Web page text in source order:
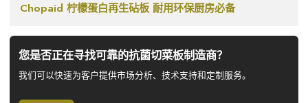
Chopaid 柠檬蛋白再生砧板 耐用环保厨房必备
您是否正在寻找可靠的抗菌切菜板制造商？
我们可以快速为客户提供市场分析、技术支持和定制服务。